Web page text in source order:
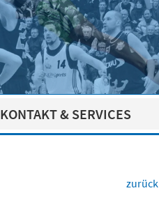
KONTAKT & SERVICES
zurück